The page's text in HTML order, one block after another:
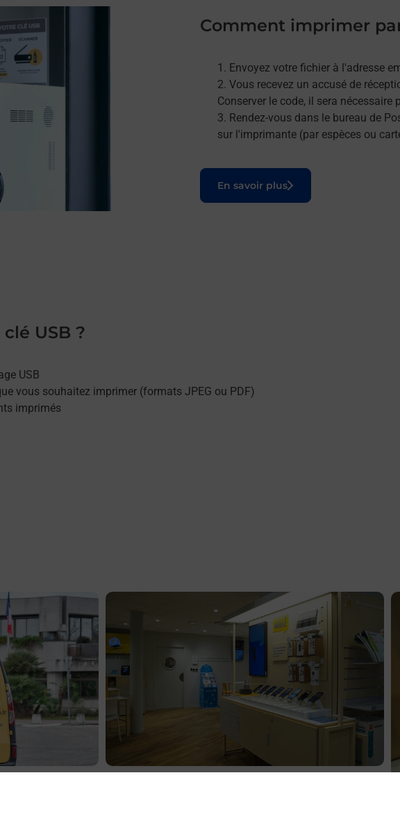
Comment imprimer
Envoyez votre fichier à l'adresse
Vous recevez un accusé de
Conserver le code, il sera
Rendez-vous dans le bureau de
sur l'imprimante (par espèces ou
En savoir plus
Le lien s'ouvre dans un nouvel onglet
USB ?
USB
vous souhaitez imprimer (formats JPEG ou PDF)
imprimés
: NANTES
En savoir plus